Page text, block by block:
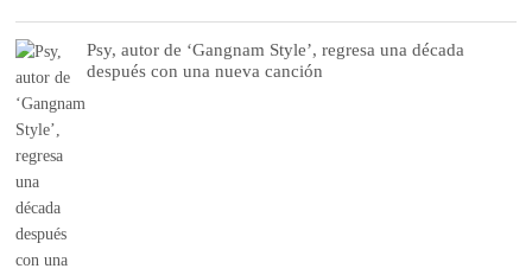
Psy, autor de ‘Gangnam Style’, regresa una década
después con una nueva canción